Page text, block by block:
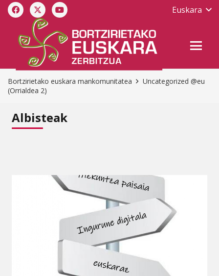
Euskara
Bortzirietako euskara mankomunitatea
Uncategorized @eu
(Orrialdea 2)
Albisteak